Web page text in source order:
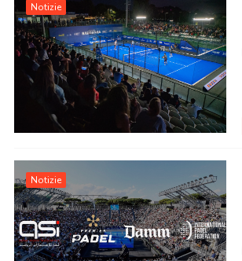
Notizie
Notizie